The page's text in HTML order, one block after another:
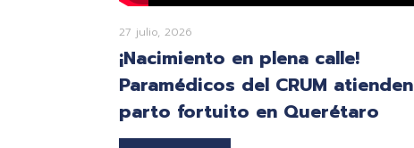
27 julio, 2026
¡Nacimiento en plena calle!
Paramédicos del CRUM atienden
parto fortuito en Querétaro